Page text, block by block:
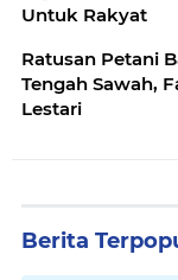
Untuk Rakyat
Ratusan Petani
Tengah Sawah,
Lestari
Berita